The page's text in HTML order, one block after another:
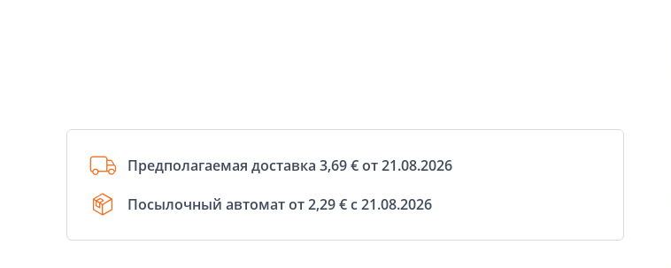
Предполагаемая доставка 3,69 € от 21.08.2026
Посылочный автомат от 2,29 € с 21.08.2026